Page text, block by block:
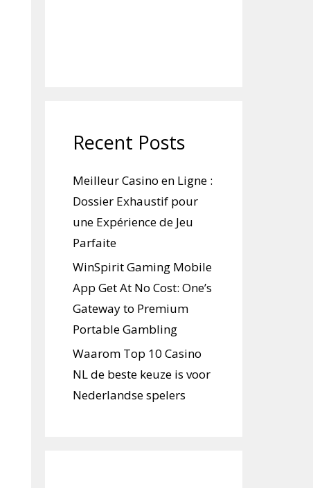
Recent Posts
Meilleur Casino en Ligne :
Dossier Exhaustif pour
une Expérience de Jeu
Parfaite
WinSpirit Gaming Mobile
App Get At No Cost: One’s
Gateway to Premium
Portable Gambling
Waarom Top 10 Casino
NL de beste keuze is voor
Nederlandse spelers